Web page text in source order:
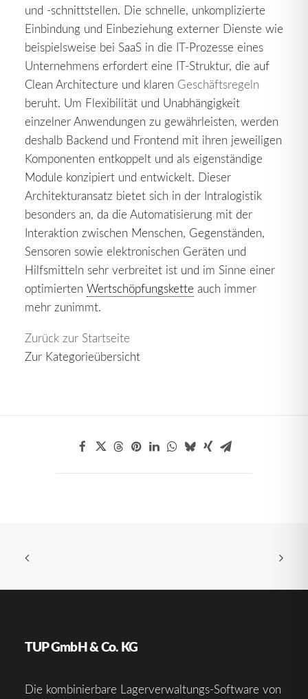
und -schnittstellen. Die schnelle, unkomplizierte
Einbindung und Einbeziehung externer Dienste wie
beispielsweise bei SaaS in die IT-Prozesse eines
Unternehmens erfordert eine IT-Struktur, die auf
Clean Architecture und klaren Geschäftsregeln
beruht. Um Flexibilität und Unabhängigkeit
einzelner Anwendungen zu gewährleisten, werden
deshalb Backend und Frontend mit ihren jeweiligen
Komponenten entkoppelt und als eigenständige
Module konzipiert und entwickelt. Dieser
Architekturansatz bietet sich in der Intralogistik
besonders an, da die Automatisierung mit der
Interaktion zwischen Menschen, Gegenständen,
Sensoren sowie elektronischen Geräten und
Hilfsmitteln sehr verbreitet ist und im Sinne einer
optimierten Wertschöpfungskette auch immer
mehr zunimmt.
Zurück zur Startseite
Zur Kategorieübersicht
TUP GmbH & Co. KG
Die kombinierbare Lagerverwaltungs-Software von